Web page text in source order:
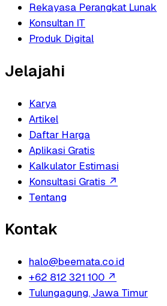
Rekayasa Perangkat Lunak
Konsultan IT
Produk Digital
Jelajahi
Karya
Artikel
Daftar Harga
Aplikasi Gratis
Kalkulator Estimasi
Konsultasi Gratis ↗
Tentang
Kontak
halo@beemata.co.id
+62 812 321 100 ↗
Tulungagung, Jawa Timur